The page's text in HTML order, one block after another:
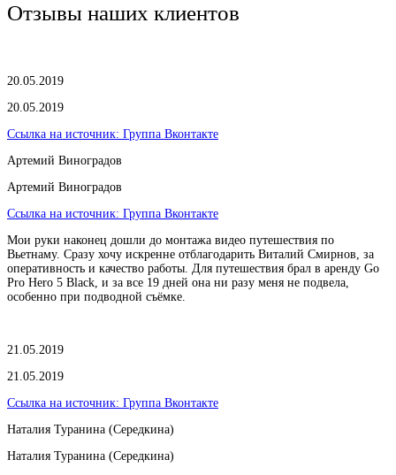
Отзывы наших клиентов
20.05.2019
20.05.2019
Ссылка на источник: Группа Вконтакте
Артемий Виноградов
Артемий Виноградов
Ссылка на источник: Группа Вконтакте
Мои руки наконец дошли до монтажа видео путешествия по
Вьетнаму. Сразу хочу искренне отблагодарить Виталий Смирнов, за
оперативность и качество работы. Для путешествия брал в аренду Go
Pro Hero 5 Black, и за все 19 дней она ни разу меня не подвела,
особенно при подводной съёмке.
21.05.2019
21.05.2019
Ссылка на источник: Группа Вконтакте
Наталия Туранина (Середкина)
Наталия Туранина (Середкина)